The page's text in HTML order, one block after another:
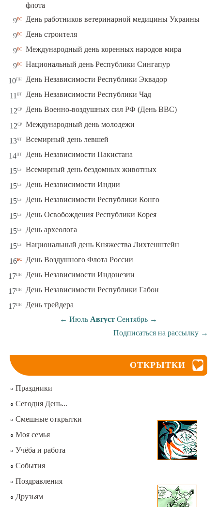
флота
9вс День работников ветеринарной медицины Украины
9вс День строителя
9вс Международный день коренных народов мира
9вс Национальный день Республики Сингапур
10пн День Независимости Республики Эквадор
11 вт День Независимости Республики Чад
12ср День Военно-воздушных сил РФ (День ВВС)
12ср Международный день молодежи
13чт Всемирный день левшей
14пт День Независимости Пакистана
15сб Всемирный день бездомных животных
15сб День Независимости Индии
15сб День Независимости Республики Конго
15сб День Освобождения Республики Корея
15сб День археолога
15сб Национальный день Княжества Лихтенштейн
16вс День Воздушного Флота России
17пн День Независимости Индонезии
17пн День Независимости Республики Габон
17пн
День трейдера
← Июль Август Сентябрь →
Подписаться на рассылку →
ОТКРЫТКИ
Праздники
Сегодня День...
Смешные открытки
Моя семья
Учёба и работа
События
Поздравления
Друзьям